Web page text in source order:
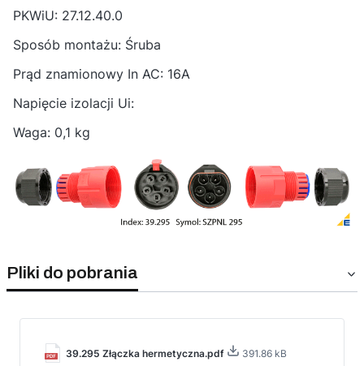
PKWiU: 27.12.40.0
Sposób montażu: Śruba
Prąd znamionowy In AC: 16A
Napięcie izolacji Ui:
Waga: 0,1 kg
Pliki do pobrania
39.295 Złączka hermetyczna.pdf 391.86 kB